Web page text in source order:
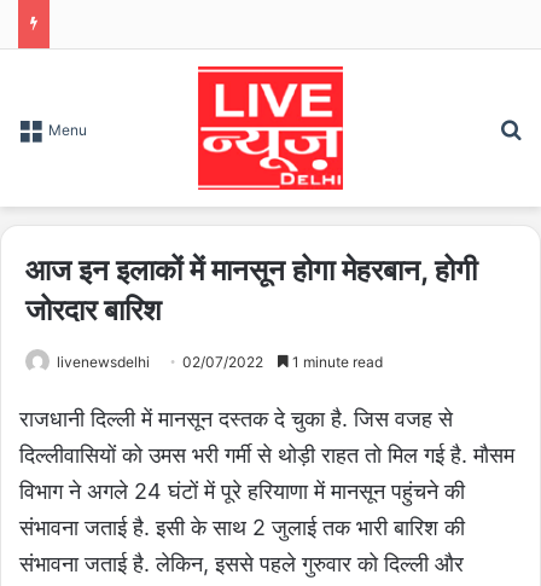
Menu
आज इन इलाकों में मानसून होगा मेहरबान, होगी
जोरदार बारिश
livenewsdelhi 02/07/2022 1 minute read
राजधानी दिल्ली में मानसून दस्तक दे चुका है. जिस वजह से
दिल्लीवासियों को उमस भरी गर्मी से थोड़ी राहत तो मिल गई है. मौसम
विभाग ने अगले 24 घंटों में पूरे हरियाणा में मानसून पहुंचने की
संभावना जताई है. इसी के साथ 2 जुलाई तक भारी बारिश की
संभावना जताई है. लेकिन, इससे पहले गुरुवार को दिल्ली और